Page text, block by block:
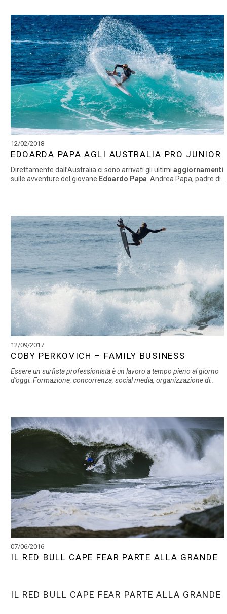
12/02/2018
EDOARDA PAPA AGLI AUSTRALIA PRO JUNIOR
Direttamente dall’Australia ci sono arrivati gli ultimi aggiornamenti
sulle avventure del giovane Edoardo Papa. Andrea Papa, padre di..
12/09/2017
COBY PERKOVICH – FAMILY BUSINESS
Essere un surfista professionista è un lavoro a tempo pieno al giorno
d’oggi. Formazione, concorrenza, social media, organizzazione di..
07/06/2016
IL RED BULL CAPE FEAR PARTE ALLA GRANDE
IL RED BULL CAPE FEAR PARTE ALLA GRANDE